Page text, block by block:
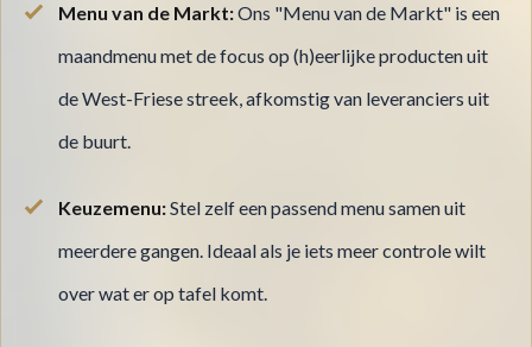
Menu van de Markt:Ons "Menu van de Markt" is een
maandmenu met de focus op (h)eerlijke producten uit
de West-Friese streek, afkomstig van leveranciers uit
de buurt.
Keuzemenu:Stel zelf een passend menu samen uit
meerdere gangen. Ideaal als je iets meer controle wilt
over wat er op tafel komt.